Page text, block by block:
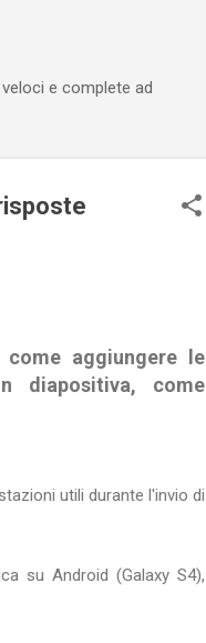
e complete ad
aggiungere le
diapositiva, come
utili durante l'invio di
su Android (Galaxy S4),